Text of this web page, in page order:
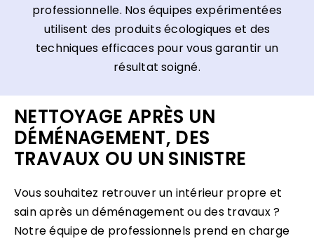
professionnelle. Nos équipes expérimentées
utilisent des produits écologiques et des
techniques efficaces pour vous garantir un
résultat soigné.
NETTOYAGE APRÈS UN
DÉMÉNAGEMENT, DES
TRAVAUX OU UN SINISTRE
Vous souhaitez retrouver un intérieur propre et
sain après un déménagement ou des travaux ?
Notre équipe de professionnels prend en charge